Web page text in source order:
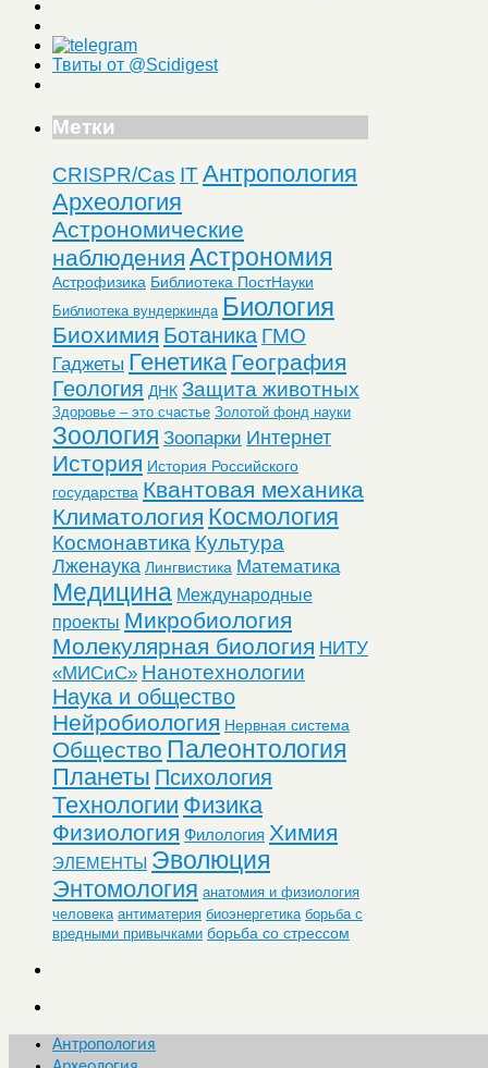
Твиты от @Scidigest
Метки
CRISPR/Cas ITАнтропология
Археология
Астрономические
наблюдения Астрономия
Астрофизика Библиотека ПостНауки
Библиотека вундеркинда Биология
Биохимия Ботаника ГМО
Гаджеты Генетика География
Геология ДНК Защита животных
Здоровье – это счастье Золотой фонд науки
Зоология Зоопарки Интернет
История История Российского
государства Квантовая механика
Климатология Космология
Космонавтика Культура
Лженаука Лингвистика Математика
Медицина Международные
проекты Микробиология
Молекулярная биология НИТУ
«МИСиС» Нанотехнологии
Наука и общество
Нейробиология Нервная система
Общество Палеонтология
Планеты Психология
Технологии Физика
Физиология Филология Химия
ЭЛЕМЕНТЫ Эволюция
Энтомология анатомия и физиология
человека антиматерия биоэнергетика борьба с
вредными привычками борьба со стрессом
Антропология